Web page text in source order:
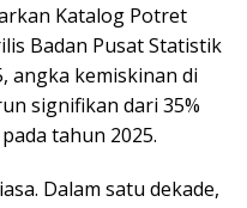
Katalog Potret
Badan Pusat Statistik
angka kemiskinan di
signifikan dari 35%
tahun 2025.
Dalam satu dekade,